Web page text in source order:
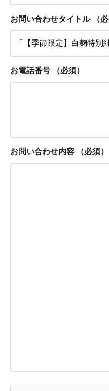
お問い合わせタイトル （
お電話番号 （必須）
お問い合わせ内容 （必須）